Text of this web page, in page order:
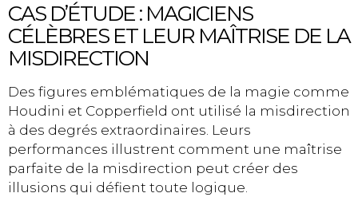
CAS D’ÉTUDE : MAGICIENS
CÉLÈBRES ET LEUR MAÎTRISE DE LA
MISDIRECTION
Des figures emblématiques de la magie comme
Houdini et Copperfield ont utilisé la misdirection
à des degrés extraordinaires. Leurs
performances illustrent comment une maîtrise
parfaite de la misdirection peut créer des
illusions qui défient toute logique.